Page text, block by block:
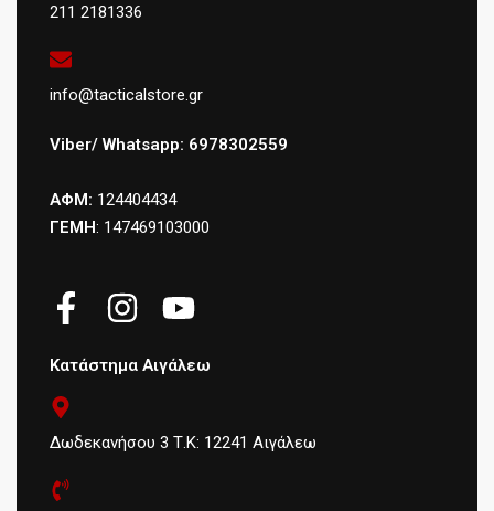
211 2181336
info@tacticalstore.gr
Viber/ Whatsapp: 6978302559
ΑΦΜ: 124404434
ΓΕΜΗ: 147469103000
Κατάστημα Αιγάλεω
Δωδεκανήσου 3 Τ.Κ: 12241 Αιγάλεω